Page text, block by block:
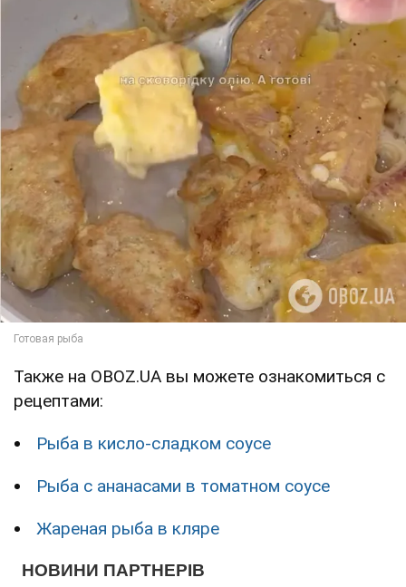
Также на OBOZ.UA вы можете ознакомиться с
рецептами:
Рыба в кисло-сладком соусе
Рыба с ананасами в томатном соусе
Жареная рыба в кляре